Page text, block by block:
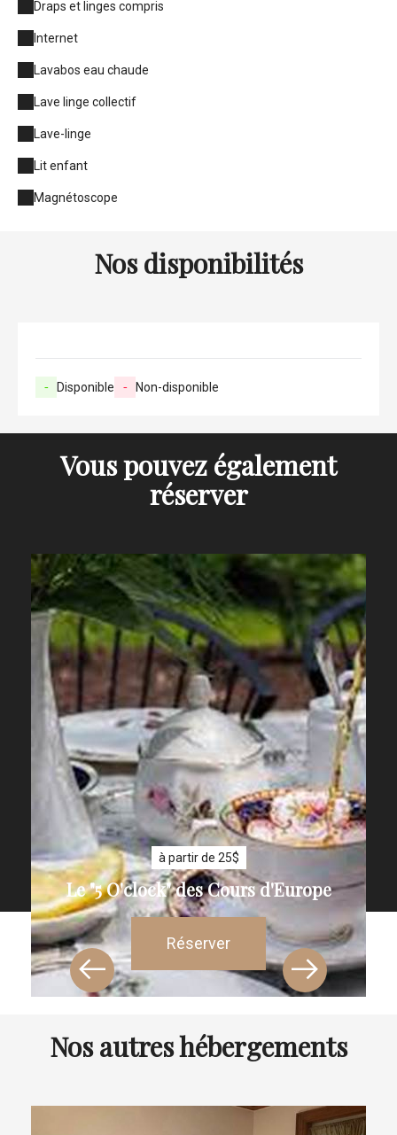
Draps et linges compris
Internet
Lavabos eau chaude
Lave linge collectif
Lave-linge
Lit enfant
Magnétoscope
Nos disponibilités
- Disponible - Non-disponible
Vous pouvez également
réserver
à partir de 25$
Le "5 O'clock" des Cours d'Europe
Réserver
Nos autres hébergements